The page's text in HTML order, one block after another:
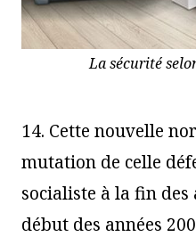
La sécurité
14. Cette nouvelle
mutation de celle
socialiste à la fin des
début des années